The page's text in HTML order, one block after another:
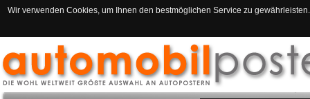
Wir verwenden Cookies, um Ihnen den bestmöglichen Service zu